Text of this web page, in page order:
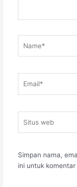
web
Simpan nama,
ini untuk